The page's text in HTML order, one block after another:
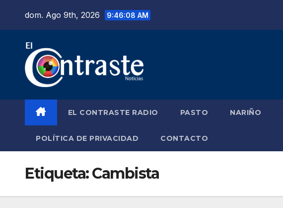
dom. Ago 9th, 2026 9:46:09 AM
EL CONTRASTE RADIO PASTO NARIÑO
POLÍTICA DE PRIVACIDAD CONTACTO
Etiqueta:Cambista